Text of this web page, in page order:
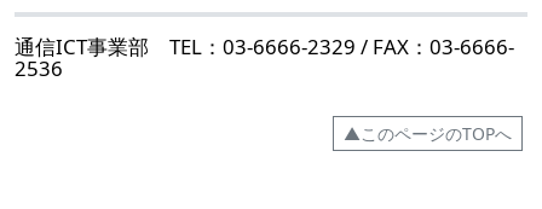
通信ICT事業部 TEL：03-6666-2329 / FAX：03-6666-
2536
▲このページのTOPへ